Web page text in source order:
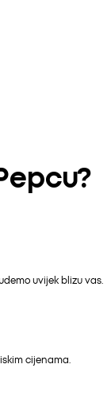
uvijek blizu vas.
cijenama.